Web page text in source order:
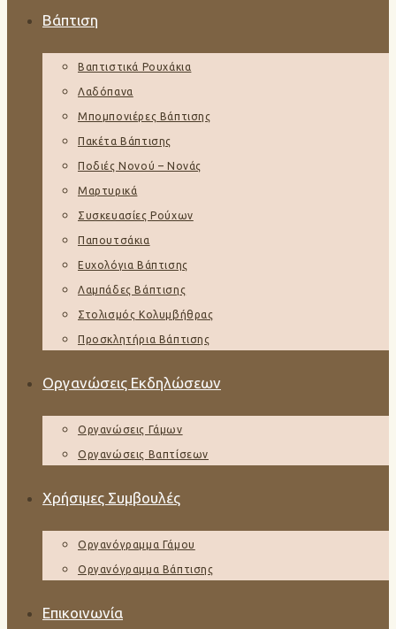
Βάπτιση
Βαπτιστικά Ρουχάκια
Λαδόπανα
Μπομπονιέρες Βάπτισης
Πακέτα Βάπτισης
Ποδιές Νονού – Νονάς
Μαρτυρικά
Συσκευασίες Ρούχων
Παπουτσάκια
Ευχολόγια Βάπτισης
Λαμπάδες Βάπτισης
Στολισμός Κολυμβήθρας
Προσκλητήρια Βάπτισης
Οργανώσεις Εκδηλώσεων
Οργανώσεις Γάμων
Οργανώσεις Βαπτίσεων
Χρήσιμες Συμβουλές
Οργανόγραμμα Γάμου
Οργανόγραμμα Βάπτισης
Επικοινωνία